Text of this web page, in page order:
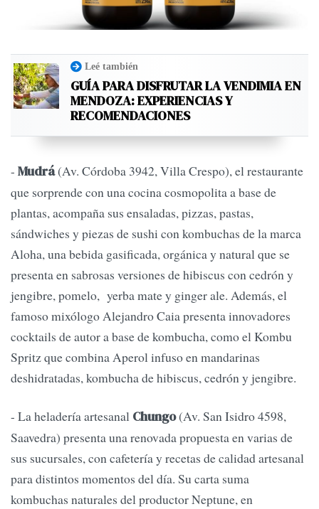
Leé también
GUÍA PARA DISFRUTAR LA VENDIMIA EN
MENDOZA: EXPERIENCIAS Y
RECOMENDACIONES
- Mudrá(Av. Córdoba 3942, Villa Crespo), el restaurante
que sorprende con una cocina cosmopolita a base de
plantas, acompaña sus ensaladas, pizzas, pastas,
sándwiches y piezas de sushi con kombuchas de la marca
Aloha, una bebida gasificada, orgánica y natural que se
presenta en sabrosas versiones de hibiscus con cedrón y
jengibre, pomelo, yerba mate y ginger ale. Además, el
famoso mixólogo Alejandro Caia presenta innovadores
cocktails de autor a base de kombucha, como el Kombu
Spritz que combina Aperol infuso en mandarinas
deshidratadas, kombucha de hibiscus, cedrón y jengibre.
- La heladería artesanal Chungo(Av. San Isidro 4598,
Saavedra) presenta una renovada propuesta en varias de
sus sucursales, con cafetería y recetas de calidad artesanal
para distintos momentos del día. Su carta suma
kombuchas naturales del productor Neptune, en